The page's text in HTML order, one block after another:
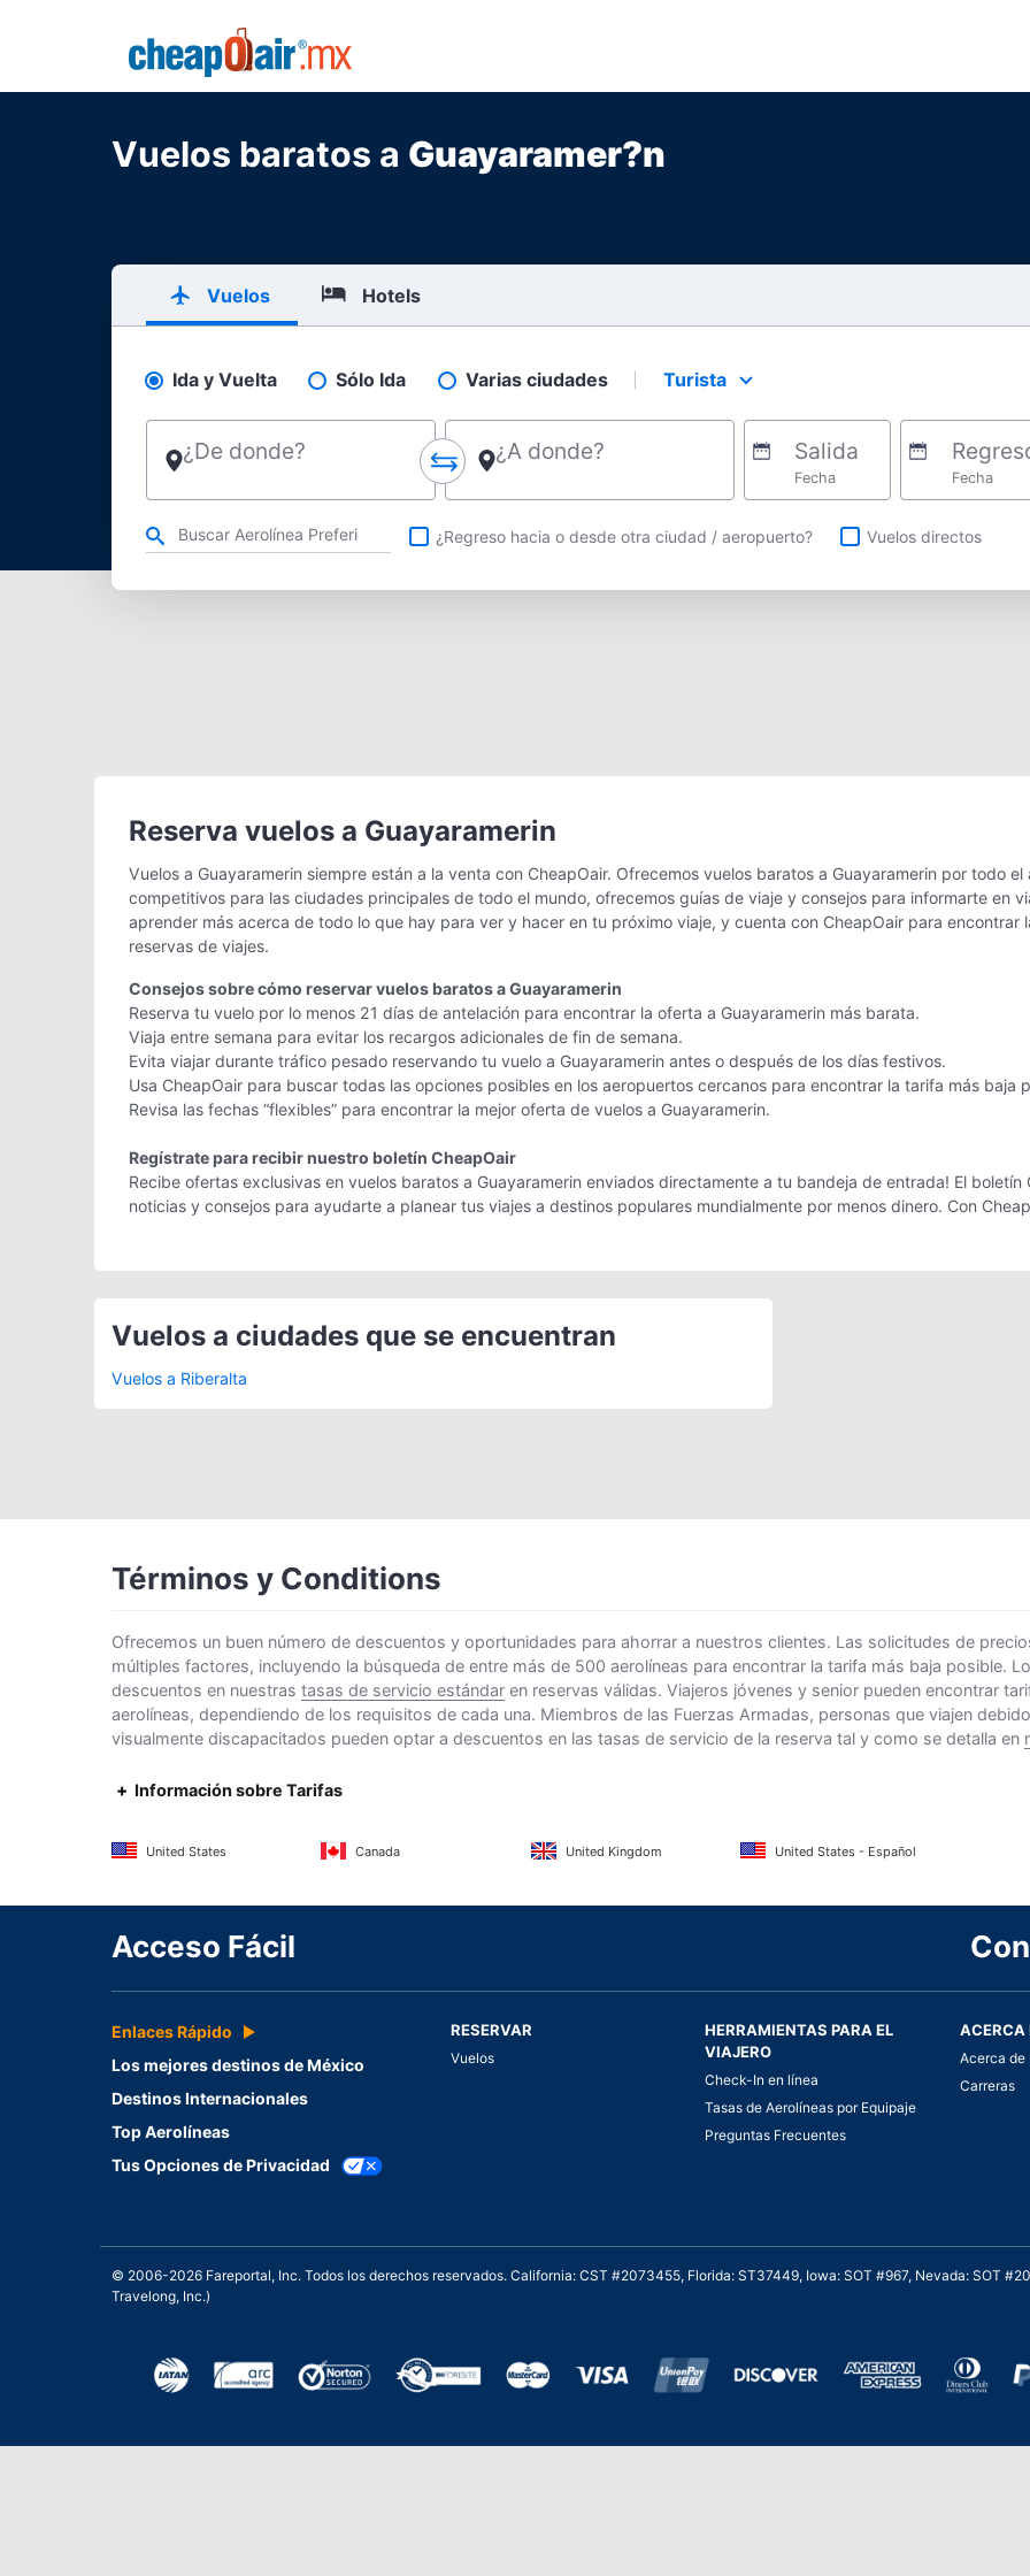
Vuelos baratos a Guayaramer?n
Vuelos Hotels
Pick your flight type
Ida y Vuelta Sólo Ida Varias ciudades Select your preferred seating class.
Turista
¿De donde? ¿A donde? Salida
Fecha Fecha
Refina tu búsqueda por aerolínea, ciudad o aeropuerto o vuelos directos
¿Regreso hacia o desde otra ciudad / aeropuerto? Vuelos directos
Reserva vuelos a Guayaramerin
Vuelos a Guayaramerin siempre están a la venta con CheapOair. Ofrecemos vuelos baratos a Guayaramerin por todo
competitivos para las ciudades principales de todo el mundo, ofrecemos guías de viaje y consejos para informarte en
aprender más acerca de todo lo que hay para ver y hacer en tu próximo viaje, y cuenta con CheapOair para encontrar
reservas de viajes.
Consejos sobre cómo reservar vuelos baratos a Guayaramerin
Reserva tu vuelo por lo menos 21 días de antelación para encontrar la oferta a Guayaramerin más barata.
Viaja entre semana para evitar los recargos adicionales de fin de semana.
Evita viajar durante tráfico pesado reservando tu vuelo a Guayaramerin antes o después de los días festivos.
Usa CheapOair para buscar todas las opciones posibles en los aeropuertos cercanos para encontrar la tarifa más baja
Revisa las fechas “flexibles” para encontrar la mejor oferta de vuelos a Guayaramerin.
Regístrate para recibir nuestro boletín CheapOair
Recibe ofertas exclusivas en vuelos baratos a Guayaramerin enviados directamente a tu bandeja de entrada! El
noticias y consejos para ayudarte a planear tus viajes a destinos populares mundialmente por menos dinero. Con
Vuelos a ciudades que se encuentran
Vuelos a Riberalta
Términos y Conditions
Ofrecemos un buen número de descuentos y oportunidades para ahorrar a nuestros clientes. Las solicitudes de
múltiples factores, incluyendo la búsqueda de entre más de 500 aerolíneas para encontrar la tarifa más baja posible.
descuentos en nuestras tasas de servicio estándar en reservas válidas. Viajeros jóvenes y senior pueden encontrar
aerolíneas, dependiendo de los requisitos de cada una. Miembros de las Fuerzas Armadas, personas que viajen
visualmente discapacitados pueden optar a descuentos en las tasas de servicio de la reserva tal y como se detalla en
Información sobre Tarifas
United States Canada United Kingdom United States - Español
Acceso Fácil
Enlaces Rápido
Los mejores destinos de México
Destinos Internacionales
Top Aerolíneas
Tus Opciones de Privacidad
RESERVAR
Vuelos
HERRAMIENTAS PARA EL
VIAJERO
Check-In en línea
Tasas de Aerolíneas por Equipaje
Preguntas Frecuentes
ACERCA
Acerca de
Carreras
© 2006-2026 Fareportal, Inc. Todos los derechos reservados. California: CST #2073455, Florida: ST37449, Iowa: SOT #967, Nevada: SOT
Travelong, Inc.)